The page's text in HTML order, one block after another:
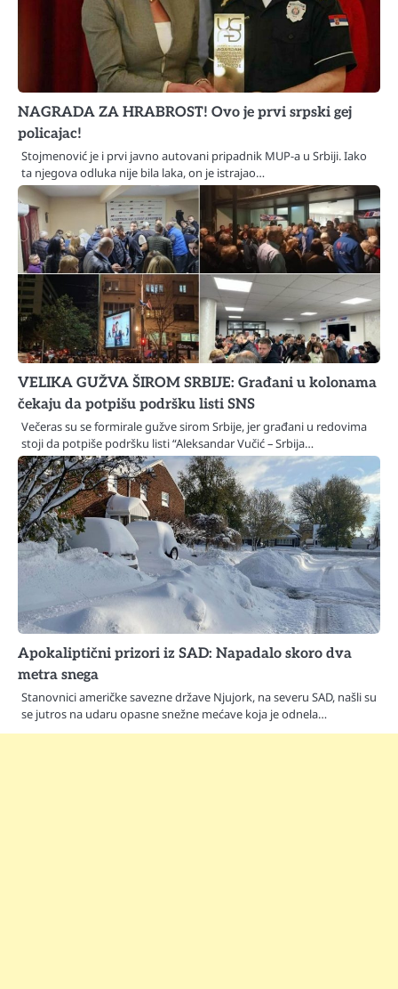
NAGRADA ZA HRABROST! Ovo je prvi srpski gej
policajac!
Stojmenović je i prvi javno autovani pripadnik MUP-a u Srbiji. Iako
ta njegova odluka nije bila laka, on je istrajao…
VELIKA GUŽVA ŠIROM SRBIJE: Građani u kolonama
čekaju da potpišu podršku listi SNS
Večeras su se formirale gužve sirom Srbije, jer građani u redovima
stoji da potpiše podršku listi “Aleksandar Vučić – Srbija…
Apokaliptični prizori iz SAD: Napadalo skoro dva
metra snega
Stanovnici američke savezne države Njujork, na severu SAD, našli su
se jutros na udaru opasne snežne mećave koja je odnela…